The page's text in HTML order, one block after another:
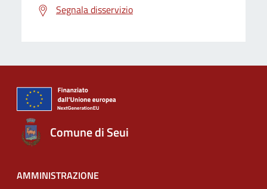
Segnala disservizio
Comune di Seui
AMMINISTRAZIONE